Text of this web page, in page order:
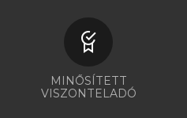
MINŐSÍTETT
VISZONTELADÓ